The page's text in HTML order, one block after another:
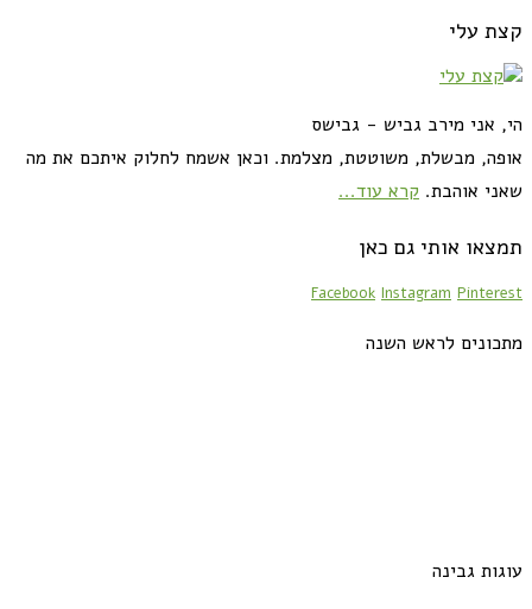
קצת עלי
הי, אני מירב גביש - גבישס
אופה, מבשלת, משוטטת, מצלמת. וכאן אשמח לחלוק איתכם את מה
שאני אוהבת. קרא עוד...
תמצאו אותי גם כאן
Facebook Instagram Pinterest
מתכונים לראש השנה
עוגות גבינה